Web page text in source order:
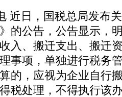
日，国税总局发布关
的公告，公告显示，
入、搬迁支出、搬迁
事项，单独进行税务
的，应视为企业自行
税处理，不得执行该